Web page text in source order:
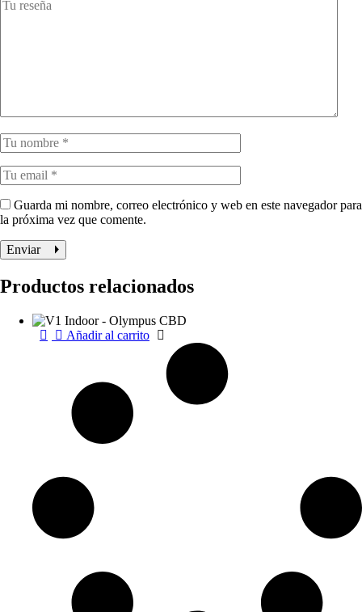
Guarda mi nombre, correo electrónico y web en este navegador para
la próxima vez que comente.
Enviar
Productos relacionados
Añadir al carrito